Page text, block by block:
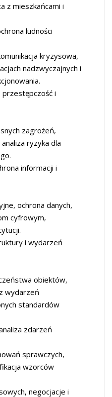
z mieszkańcami i
ludności
kryzysowa,
nadzwyczajnych i
i
zagrożeń,
ryzyka dla
informacji i
ochrona danych,
cyfrowym,
i wydarzeń
obiektów,
wydarzeń
standardów
zdarzeń
sprawczych,
wzorców
negocjacje i